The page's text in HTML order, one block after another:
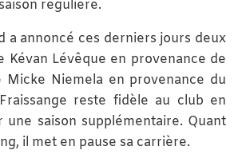
régulière.
a annoncé ces derniers jours deux
Kévan Lévêque en provenance de
Micke Niemela en provenance du
reste fidèle au club en
une saison supplémentaire. Quant
il met en pause sa carrière.